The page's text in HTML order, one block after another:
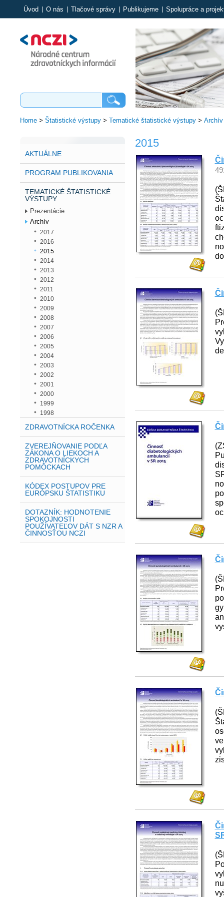
Úvod O nás Tlačové správy Publikujeme Spolupráce a
Home> Štatistické výstupy> Tematické štatistické výstupy> Archív
AKTUÁLNE
PROGRAM PUBLIKOVANIA
TEMATICKÉ ŠTATISTICKÉ
VÝSTUPY
Prezentácie
Archív
2017
2016
2015
2014
2013
2012
2011
2010
2009
2008
2007
2006
2005
2004
2003
2002
2001
2000
1999
1998
ZDRAVOTNÍCKA ROČENKA
ZVEREJŇOVANIE PODĽA
ZÁKONA O LIEKOCH A
ZDRAVOTNÍCKYCH
POMÔCKACH
KÓDEX POSTUPOV PRE
EURÓPSKU ŠTATISTIKU
DOTAZNÍK: HODNOTENIE
SPOKOJNOSTI
POUŽÍVATEĽOV DÁT S NZR A
ČINNOSŤOU NCZI
2015